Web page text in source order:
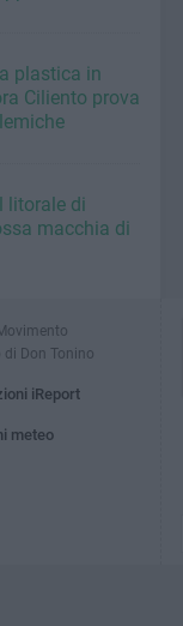
plastica in
Ciliento prova
litorale di
macchia di
di Don Tonino
iReport
meteo